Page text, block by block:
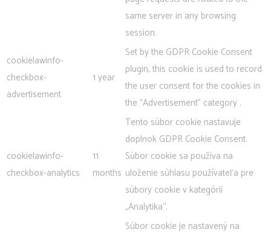
same server in any browsing
session.
cookielawinfo-
checkbox-
advertisement
1 year
Set by the GDPR Cookie Consent
plugin, this cookie is used to record
the user consent for the cookies in
the "Advertisement" category .
cookielawinfo-
checkbox-analytics
11
months
Tento súbor cookie nastavuje
doplnok GDPR Cookie Consent.
Súbor cookie sa používa na
uloženie súhlasu používateľa pre
súbory cookie v kategórii
„Analytika“.
Súbor cookie je nastavený na